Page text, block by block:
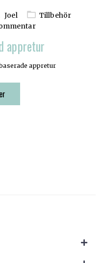
Joel
Tillbehör
appretur
appretur